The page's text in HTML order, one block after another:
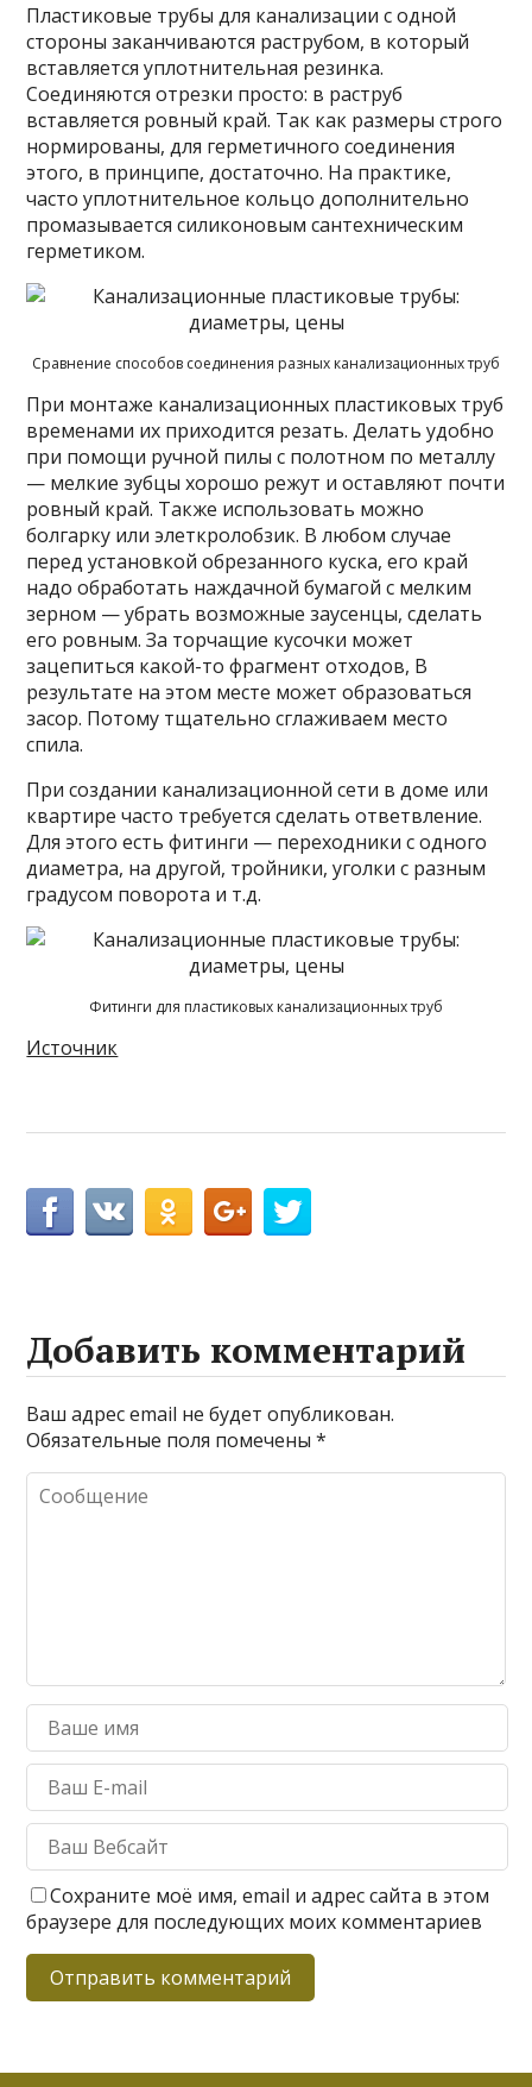
Пластиковые трубы для канализации с одной
стороны заканчиваются раструбом, в который
вставляется уплотнительная резинка.
Соединяются отрезки просто: в раструб
вставляется ровный край. Так как размеры строго
нормированы, для герметичного соединения
этого, в принципе, достаточно. На практике,
часто уплотнительное кольцо дополнительно
промазывается силиконовым сантехническим
герметиком.
Сравнение способов соединения разных канализационных труб
При монтаже канализационных пластиковых труб
временами их приходится резать. Делать удобно
при помощи ручной пилы с полотном по металлу
— мелкие зубцы хорошо режут и оставляют почти
ровный край. Также использовать можно
болгарку или элеткролобзик. В любом случае
перед установкой обрезанного куска, его край
надо обработать наждачной бумагой с мелким
зерном — убрать возможные заусенцы, сделать
его ровным. За торчащие кусочки может
зацепиться какой-то фрагмент отходов, В
результате на этом месте может образоваться
засор. Потому тщательно сглаживаем место
спила.
При создании канализационной сети в доме или
квартире часто требуется сделать ответвление.
Для этого есть фитинги — переходники с одного
диаметра, на другой, тройники, уголки с разным
градусом поворота и т.д.
Фитинги для пластиковых канализационных труб
Источник
Добавить комментарий
Ваш адрес email не будет опубликован.
Обязательные поля помечены*
Сохраните моё имя, email и адрес сайта в этом
браузере для последующих моих комментариев